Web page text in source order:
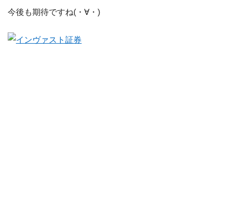
今後も期待ですね(・∀・)